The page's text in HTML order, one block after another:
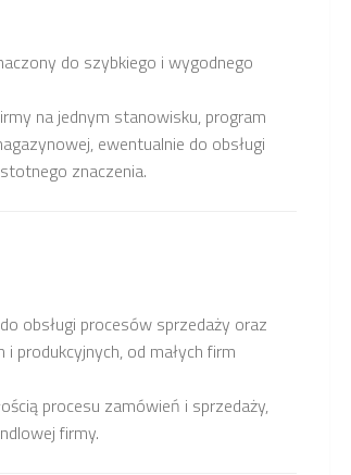
do szybkiego i wygodnego
na jednym stanowisku, program
ewentualnie do obsługi
znaczenia.
obsługi procesów sprzedaży oraz
produkcyjnych, od małych firm
procesu zamówień i sprzedaży,
firmy.